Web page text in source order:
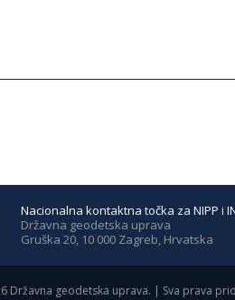
Nacionalna kontaktna točka za NIPP i
Državna geodetska uprava
Gruška 20, 10 000 Zagreb, Hrvatska
Državna geodetska uprava. | Sva prava